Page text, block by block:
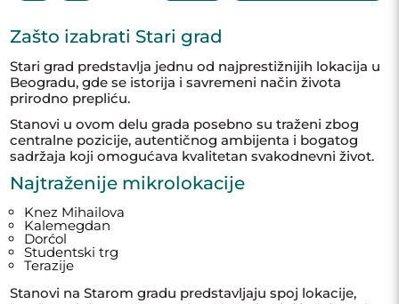
opremljen kamerama, alarmnim i protivpožarnim
mereno 102m2. Depozit u visini dve kirije. Nisu
dozvoljeni kućni ljubimci. Za više sličnih nekretnina
pogledajte: Izdavanje luksuznih stanova Beograd
Izdavanje stanova Dorćol Posrednička naknada je u
skladu sa Opštim uslovima poslovanja Posrednika
DIVIS NEKRETNINE DOO
Zašto izabrati Stari grad
Stari grad predstavlja jednu od najprestižnijih lokacija u
Beogradu, gde se istorija i savremeni način života
prirodno prepliću.
Stanovi u ovom delu grada posebno su traženi zbog
centralne pozicije, autentičnog ambijenta i bogatog
sadržaja koji omogućava kvalitetan svakodnevni život.
Najtraženije mikrolokacije
Knez Mihailova
Kalemegdan
Dorćol
Studentski trg
Terazije
Stanovi na Starom gradu predstavljaju spoj lokacije,